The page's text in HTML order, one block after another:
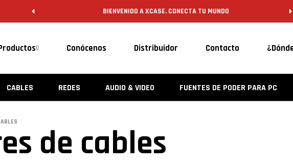
BIENVENIDO A XCASE. CONECTA TU MUNDO
Conócenos Distribuidor Contacto
CABLES REDES AUDIO & VIDEO FUENTES DE PODER PARA PC
de cables